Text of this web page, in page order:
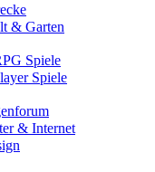
& Garten
Spiele
Spiele
& Internet